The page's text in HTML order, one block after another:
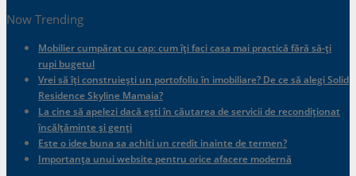
Now Trending
Mobilier cumpărat cu cap: cum îți faci casa mai practică fără să-ți
rupi bugetul
Vrei să îți construiești un portofoliu în imobiliare? De ce să alegi Solid
Residence Skyline Mamaia?
La cine să apelezi dacă ești în căutarea de servicii de recondiționat
încălțăminte și genți
Este o idee buna sa achiti un credit inainte de termen?
Importanța unui website pentru orice afacere modernă